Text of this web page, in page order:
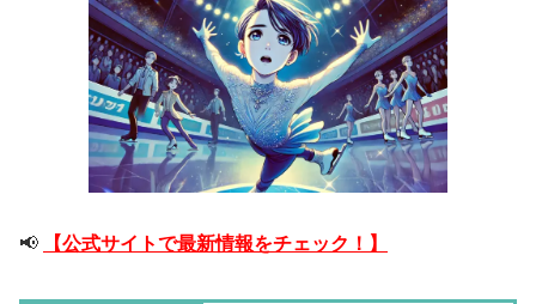
📢 【公式サイトで最新情報をチェック！】